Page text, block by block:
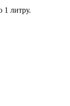
1 литру.